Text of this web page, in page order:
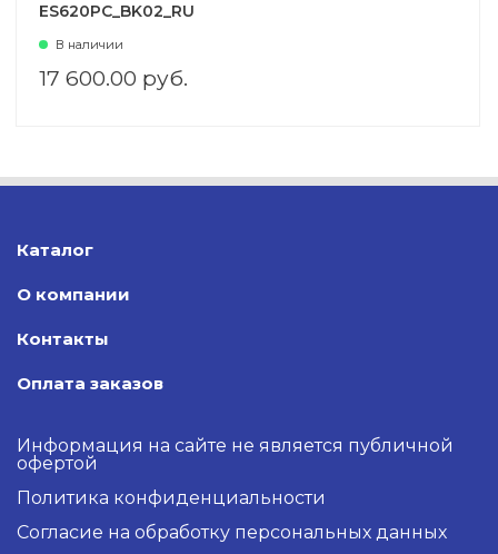
ES620PC_BK02_RU
В наличии
17 600.00 руб.
Каталог
О компании
Контакты
Оплата заказов
Информация на сайте не является публичной
офертой
Политика конфиденциальности
Согласие на обработку персональных данных